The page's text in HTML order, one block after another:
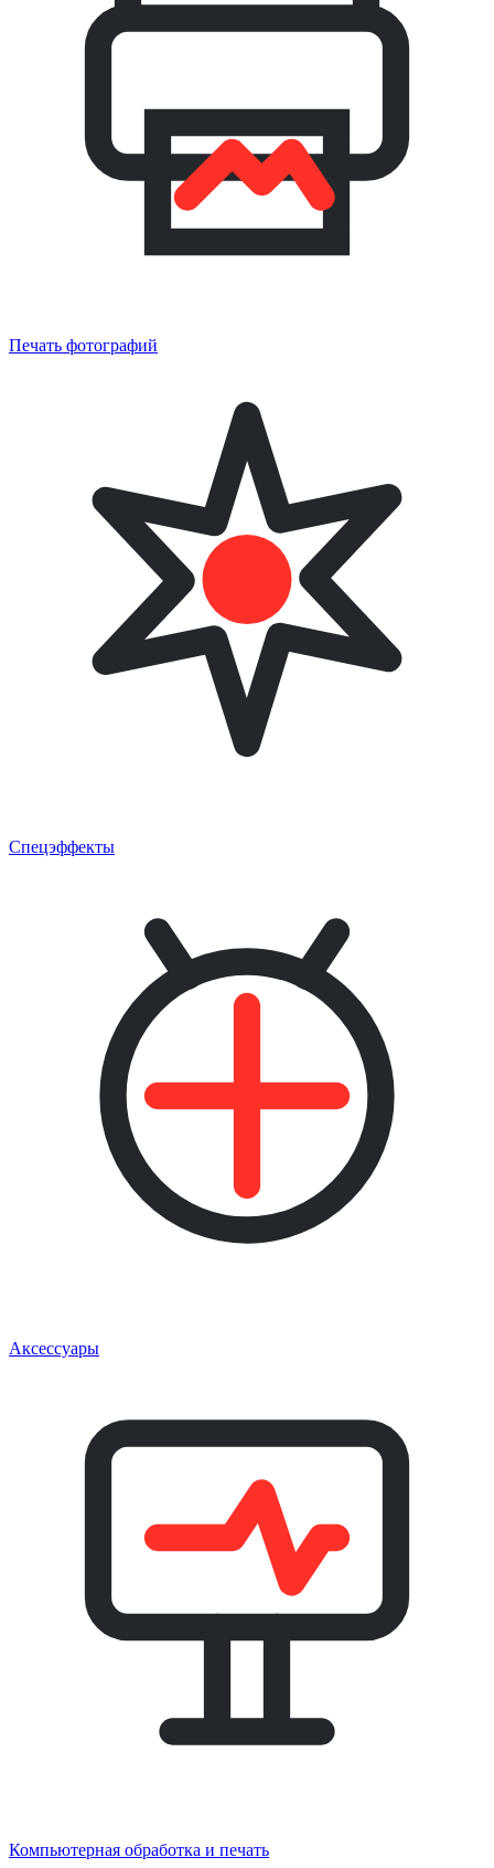
Печать фотографий
Спецэффекты
Аксессуары
Компьютерная обработка и печать